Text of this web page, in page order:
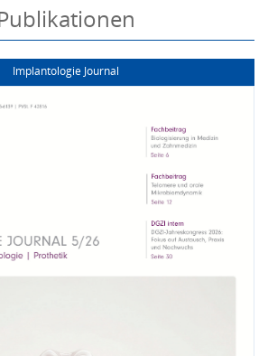
Implantologie Journal